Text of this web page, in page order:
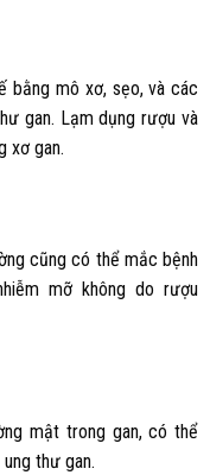
bằng mô xơ, sẹo, và các
gan. Lạm dụng rượu và
xơ gan.
cũng có thể mắc bệnh
mỡ không do rượu
mật trong gan, có thể
thư gan.